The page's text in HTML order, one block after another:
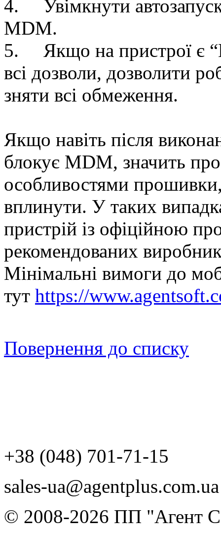
4.
Увімкнути
MDM.
5.
Якщо на пристрої є
всі дозволи, дозволити
зняти всі обмеження.
Якщо навіть після
блокує MDM, значить
особливостями
вплинути. У таких
пристрій із офіційною
рекомендованих
Мінімальні вимоги до
тут https://
Повернення до списку
+38 (048) 701-71-15
sales-ua@agentplus.com.ua
© 2008-2026 ПП "Агент